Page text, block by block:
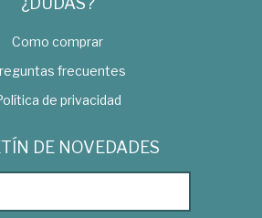
Como comprar
frecuentes
de privacidad
DE NOVEDADES